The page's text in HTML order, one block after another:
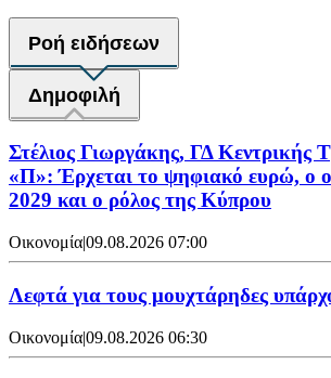
Ροή ειδήσεων
Δημοφιλή
Στέλιος Γιωργάκης, ΓΔ Κεντρικής
«Π»: Έρχεται το ψηφιακό ευρώ, ο
2029 και ο ρόλος της Κύπρου
Οικονομία|09.08.2026 07:00
Λεφτά για τους μουχτάρηδες
Οικονομία|09.08.2026 06:30